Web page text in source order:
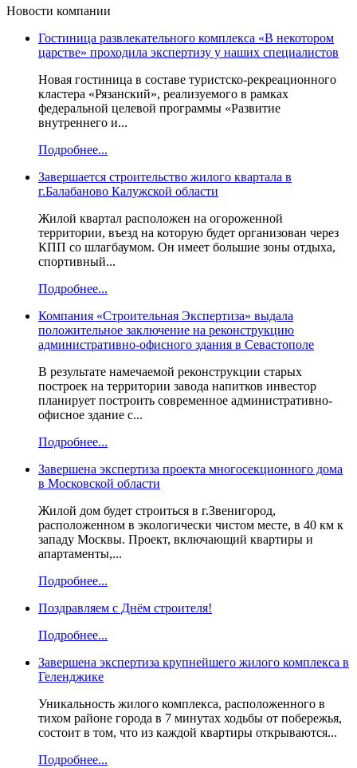
Новости компании
Гостиница развлекательного комплекса «В некотором
царстве» проходила экспертизу у наших специалистов
Новая гостиница в составе туристско-рекреационного
кластера «Рязанский», реализуемого в рамках
федеральной целевой программы «Развитие
внутреннего и...
Подробнее...
Завершается строительство жилого квартала в
г.Балабаново Калужской области
Жилой квартал расположен на огороженной
территории, въезд на которую будет организован через
КПП со шлагбаумом. Он имеет большие зоны отдыха,
спортивный...
Подробнее...
Компания «Строительная Экспертиза» выдала
положительное заключение на реконструкцию
административно-офисного здания в Севастополе
В результате намечаемой реконструкции старых
построек на территории завода напитков инвестор
планирует построить современное административно-
офисное здание с...
Подробнее...
Завершена экспертиза проекта многосекционного дома
в Московской области
Жилой дом будет строиться в г.Звенигород,
расположенном в экологически чистом месте, в 40 км к
западу Москвы. Проект, включающий квартиры и
апартаменты,...
Подробнее...
Поздравляем с Днём строителя!
Подробнее...
Завершена экспертиза крупнейшего жилого комплекса в
Геленджике
Уникальность жилого комплекса, расположенного в
тихом районе города в 7 минутах ходьбы от побережья,
состоит в том, что из каждой квартиры открываются...
Подробнее...